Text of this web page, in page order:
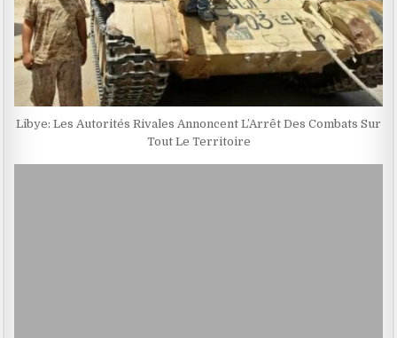
Libye: Les Autorités Rivales Annoncent L’Arrêt Des Combats Sur
Tout Le Territoire